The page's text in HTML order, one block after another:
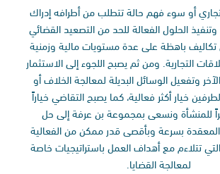
أو سوء فهم حالة تتطلب من أطرافه إدراك
الحلول الفعالة للحد من التصعيد القضائي
باهظة على عدة مستويات مالية وزمنية
التجارية. ومن ثم يصبح اللجوء إلى الاستثمار
وتفعيل الوسائل البديلة لمعالجة الخلاف أو
خيار أكثر فعالية، كما يصبح التقاضي خياراً
للمنشأة ونسعى بمجموعة بن عرفة إلى حل
المعقدة بسرعة وبأقصى قدر ممكن من الفعالية
تتلاءم مع أهداف العمل باستراتيجيات خاصة
لمعالجة القضايا.